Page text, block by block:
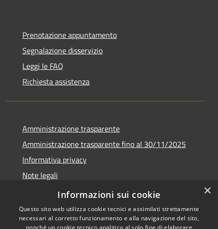
Prenotazione appuntamento
Segnalazione disservizio
Leggi le FAQ
Richiesta assistenza
Amministrazione trasparente
Amministrazione trasparente fino al 30/11/2025
Informativa privacy
Note legali
Dichiarazione di accessibilità
×
Informazioni sui cookie
Questo sito web utilizza cookie tecnici e assimilati strettamente
necessari al corretto funzionamento e alla navigazione del sito,
nonché un cookie tecnico analitico al solo fine di elaborare